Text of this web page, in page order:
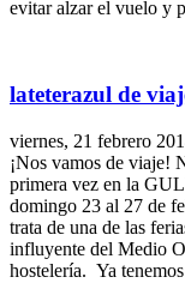
evitar alzar el vuelo y
lateterazul de
viernes, 21 febrero
¡Nos vamos de viaje!
primera vez en la
domingo 23 al 27 de
trata de una de las
influyente del Medio
hostelería. Ya